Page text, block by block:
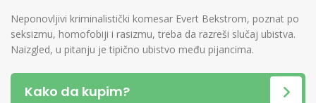
Neponovljivi kriminalistički komesar Evert Bekstrom, poznat po
seksizmu, homofobiji i rasizmu, treba da razreši slučaj ubistva.
Naizgled, u pitanju je tipično ubistvo među pijancima.
Kako da kupim?